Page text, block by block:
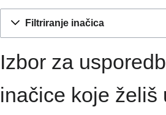
Filtriranje inačica
Izbor za
inačice koje želiš